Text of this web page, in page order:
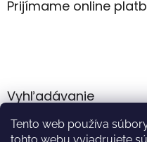
Tento web používa
Prijímame online
Vyhľadávanie